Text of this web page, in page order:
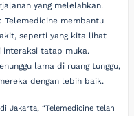
yang melelahkan.
Telemedicine membantu
seperti yang kita lihat
interaksi tatap muka.
lama di ruang tunggu,
dengan lebih baik.
Jakarta, “Telemedicine telah